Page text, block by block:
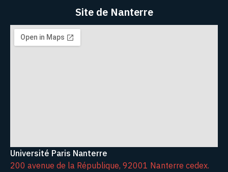
Site de Nanterre
Université Paris Nanterre
200 avenue de la République, 92001 Nanterre cedex.